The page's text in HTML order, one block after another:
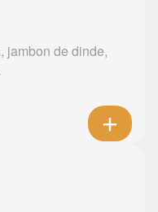
jambon de dinde,